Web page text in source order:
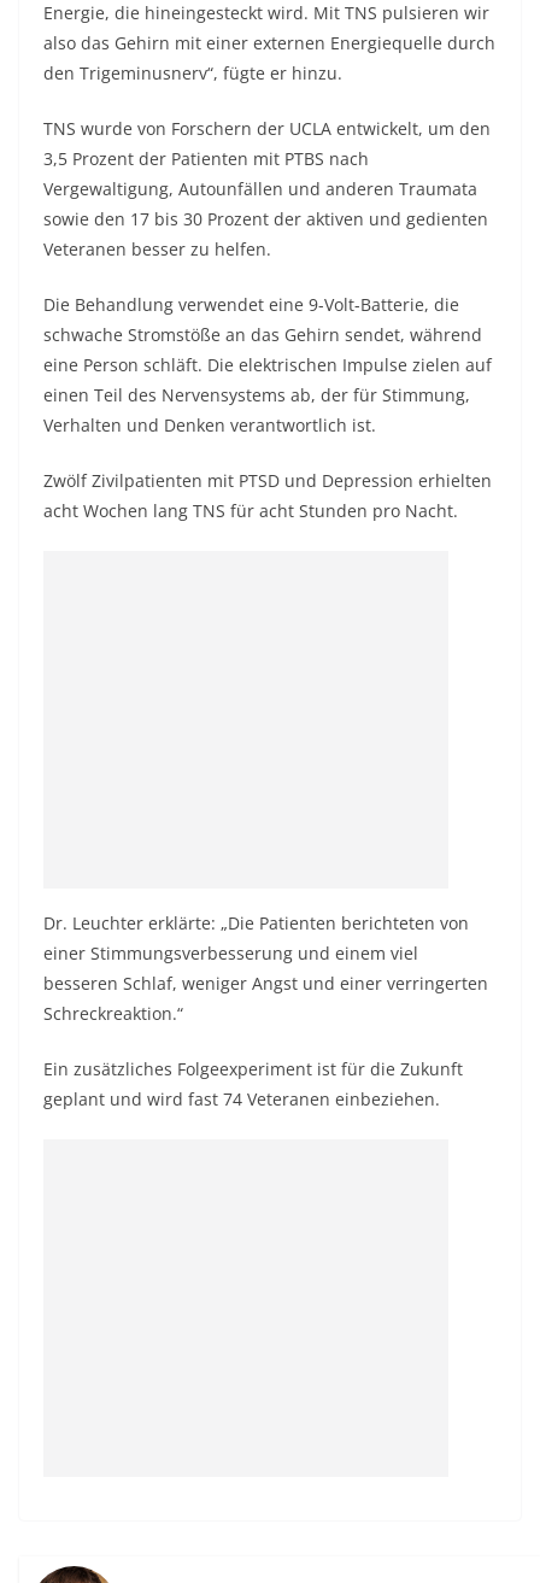
Energie, die hineingesteckt wird. Mit TNS pulsieren wir
also das Gehirn mit einer externen Energiequelle durch
den Trigeminusnerv“, fügte er hinzu.
TNS wurde von Forschern der UCLA entwickelt, um den
3,5 Prozent der Patienten mit PTBS nach
Vergewaltigung, Autounfällen und anderen Traumata
sowie den 17 bis 30 Prozent der aktiven und gedienten
Veteranen besser zu helfen.
Die Behandlung verwendet eine 9-Volt-Batterie, die
schwache Stromstöße an das Gehirn sendet, während
eine Person schläft. Die elektrischen Impulse zielen auf
einen Teil des Nervensystems ab, der für Stimmung,
Verhalten und Denken verantwortlich ist.
Zwölf Zivilpatienten mit PTSD und Depression erhielten
acht Wochen lang TNS für acht Stunden pro Nacht.
Dr. Leuchter erklärte: „Die Patienten berichteten von
einer Stimmungsverbesserung und einem viel
besseren Schlaf, weniger Angst und einer verringerten
Schreckreaktion.“
Ein zusätzliches Folgeexperiment ist für die Zukunft
geplant und wird fast 74 Veteranen einbeziehen.